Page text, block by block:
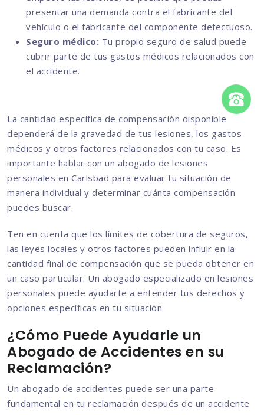
presentar una demanda contra el fabricante del
vehículo o el fabricante del componente defectuoso.
Seguro médico: Tu propio seguro de salud puede
cubrir parte de tus gastos médicos relacionados con
el accidente.
La cantidad específica de compensación disponible
dependerá de la gravedad de tus lesiones, los gastos
médicos y otros factores relacionados con tu caso. Es
importante hablar con un abogado de lesiones
personales en Carlsbad para evaluar tu situación de
manera individual y determinar cuánta compensación
puedes buscar.
Ten en cuenta que los límites de cobertura de seguros,
las leyes locales y otros factores pueden influir en la
cantidad final de compensación que se pueda obtener en
un caso particular. Un abogado especializado en lesiones
personales puede ayudarte a entender tus derechos y
opciones específicas en tu situación.
¿Cómo Puede Ayudarle un
Abogado de Accidentes en su
Reclamación?
Un abogado de accidentes puede ser una parte
fundamental en tu reclamación después de un accidente